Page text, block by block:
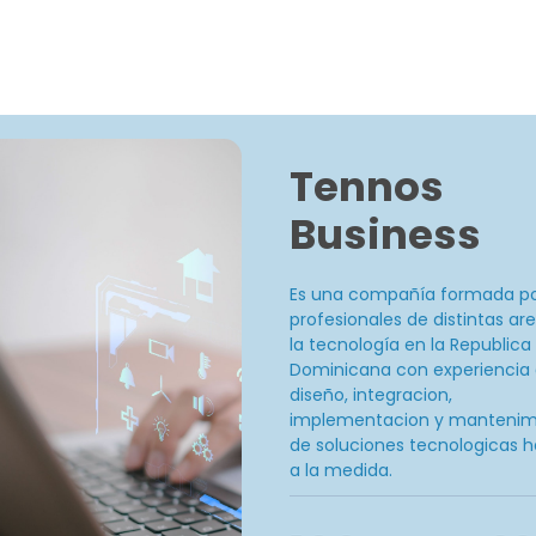
Tennos
Business
Es una compañía formada
profesionales de distintas
la tecnología en la Republica
Dominicana con experiencia
diseño, integracion,
implementacion y
de soluciones tecnologicas
a la medida.